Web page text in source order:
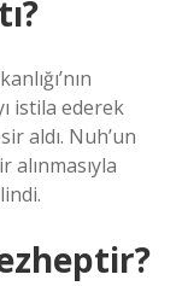
istila ederek
aldı. Nuh’un
alınmasıyla